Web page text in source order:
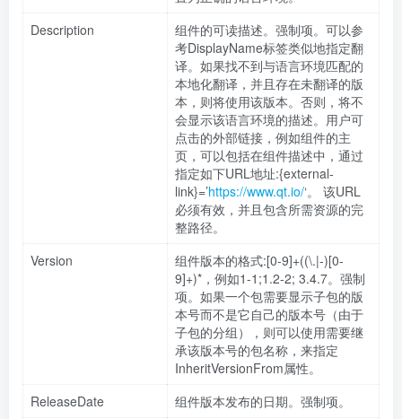
Description
组件的可读描述。强制项。可以参
考DisplayName标签类似地指定翻
译。如果找不到与语言环境匹配的
本地化翻译，并且存在未翻译的版
本，则将使用该版本。否则，将不
会显示该语言环境的描述。用户可
点击的外部链接，例如组件的主
页，可以包括在组件描述中，通过
指定如下URL地址:{external-
link}=’https://www.qt.io/‘。 该URL
必须有效，并且包含所需资源的完
整路径。
Version
组件版本的格式:[0-9]+((\.|-)[0-
9]+)*，例如1-1;1.2-2; 3.4.7。强制
项。如果一个包需要显示子包的版
本号而不是它自己的版本号（由于
子包的分组），则可以使用需要继
承该版本号的包名称，来指定
InheritVersionFrom属性。
ReleaseDate
组件版本发布的日期。强制项。